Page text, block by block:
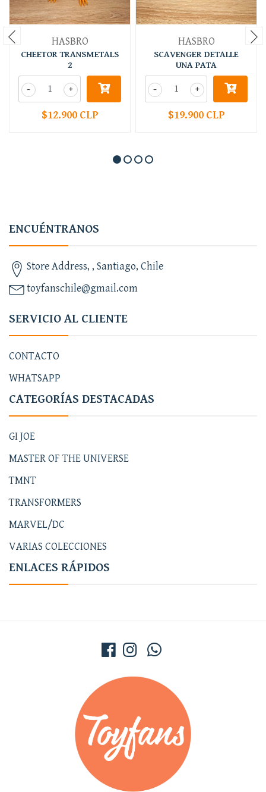
HASBRO
CHEETOR TRANSMETALS
2
+
-
$12.900 CLP
HASBRO
SCAVENGER DETALLE
UNA PATA
+
-
$19.900 CLP
ENCUÉNTRANOS
Store Address, , Santiago, Chile
toyfanschile@gmail.com
SERVICIO AL CLIENTE
CONTACTO
WHATSAPP
CATEGORÍAS DESTACADAS
GI JOE
MASTER OF THE UNIVERSE
TMNT
TRANSFORMERS
MARVEL/DC
VARIAS COLECCIONES
ENLACES RÁPIDOS